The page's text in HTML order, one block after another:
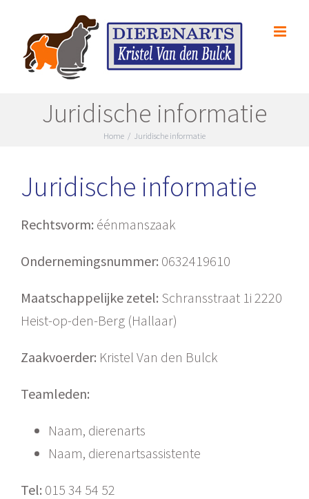
content
Juridische informatie
Home / Juridische informatie
Juridische informatie
Rechtsvorm: éénmanszaak
Ondernemingsnummer: 0632419610
Maatschappelijke zetel: Schransstraat 1i 2220
Heist-op-den-Berg (Hallaar)
Zaakvoerder: Kristel Van den Bulck
Teamleden:
Naam, dierenarts
Naam, dierenartsassistente
Tel: 015 34 54 52